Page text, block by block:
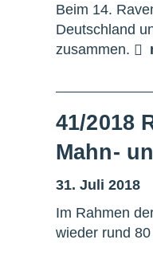
Beim 14.
Deutschland
zusammen.
41/2018
Mahn-
31. Juli 2018
Im Rahmen
wieder rund